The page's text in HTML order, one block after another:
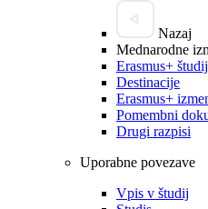
Nazaj
Mednarodne
Erasmus+
Destinacije
Erasmus+
Pomembni
Drugi razpisi
Uporabne povezave
Vpis v študij